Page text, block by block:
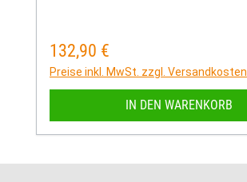
Regulärer Preis:
132,90 €
Preise inkl. MwSt. zzgl. Versandkosten
IN DEN WARENKORB